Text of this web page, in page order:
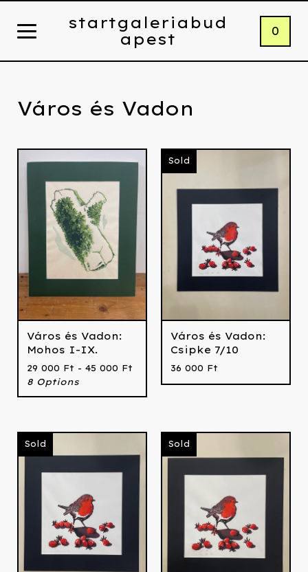
startgaleriabud
apest
0
Város és Vadon
Város és Vadon:
Mohos I-IX.
29 000 Ft - 45 000 Ft
8 Options
Sold
Város és Vadon:
Csipke 7/10
36 000 Ft
Sold Sold